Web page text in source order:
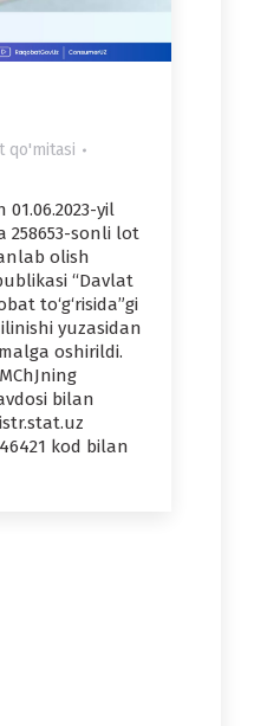
qo'mitasi
01.06.2023-yil
258653-sonli lot
olish
“Davlat
to‘g‘risida”gi
yuzasidan
oshirildi.
bilan
kod bilan